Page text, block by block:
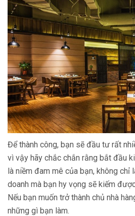
Để thành công, bạn sẽ đầu tư rất
vì vậy hãy chắc chắn rằng bắt đầu
là niềm đam mê của bạn, không chỉ
doanh mà bạn hy vọng sẽ kiếm
Nếu bạn muốn trở thành chủ nhà
những gì bạn làm.